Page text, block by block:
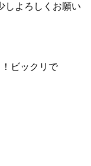
しよろしくお願い
ビックリで